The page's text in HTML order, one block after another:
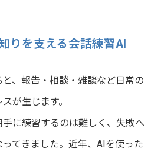
りを支える会話練習AI
、報告・相談・雑談など日常の
が生じます。
に練習するのは難しく、失敗へ
てきました。近年、AIを使った